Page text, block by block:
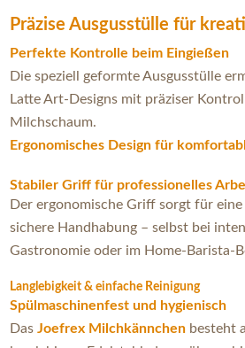
Präzise Ausgusstülle für
Perfekte Kontrolle beim Eingießen
Die speziell geformte Ausgusstülle
Latte Art-Designs mit präziser
Milchschaum.
Ergonomisches Design für
Stabiler Griff für professionelles
Der ergonomische Griff sorgt für
sichere Handhabung – selbst bei
Gastronomie oder im Home-Barista-
Langlebigkeit & einfache Reinigung
Spülmaschinenfest und hygienisch
DasJoefrex Milchkännchen besteht